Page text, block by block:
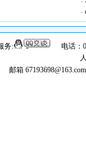
务:
电话：
邮箱 67193698@163.com